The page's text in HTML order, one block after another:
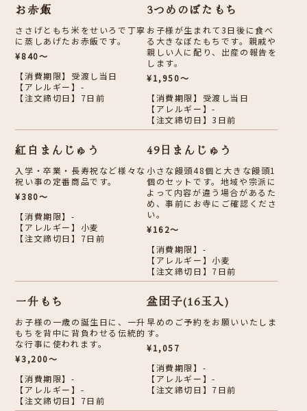
お赤飯
ささげともち米をせいろで丁寧
に蒸しあげたお赤飯です。
¥840～
【消費期限】受渡し当日
【アレルギー】-
【注文締切日】7日前
3つめのぼたもち
お子様が生まれて3日後に食べ
る大きなぼたもちです。親戚や
親しい人に配り、出産の報告を
します。
¥1,950～
【消費期限】受渡し当日
【アレルギー】-
【注文締切日】3日前
紅白まんじゅう
入学・卒業・長寿祝など様々な
祝い事の定番商品です。
¥380～
【消費期限】-
【アレルギー】小麦
【注文締切日】7日前
49日まんじゅう
小さな饅頭48個と大きな饅頭1
個のセットです。地域や宗派に
よって内容が違う場合があるた
め、事前にお寺にご確認くださ
い。
¥162～
【消費期限】-
【アレルギー】小麦
【注文締切日】7日前
一升もち
お子様の一歳の誕生日に、一升
もちを背中に背負わせる伝統的
な行事に使われます。
¥3,200～
【消費期限】-
【アレルギー】-
【注文締切日】7日前
盆団子(16玉入)
早めのご予約をお願いいたしま
す。
¥1,057
【消費期限】-
【アレルギー】-
【注文締切日】7日前